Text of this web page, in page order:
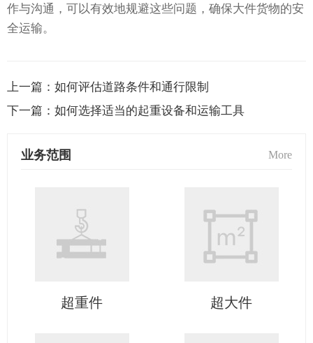
作与沟通，可以有效地规避这些问题，确保大件货物的安
全运输。
上一篇： 如何评估道路条件和通行限制
下一篇： 如何选择适当的起重设备和运输工具
业务范围 More
超重件 超大件